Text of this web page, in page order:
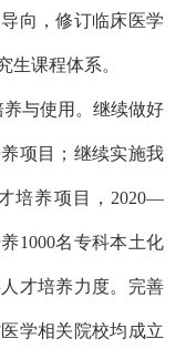
向，修订临床医学
生课程体系。
与使用。继续做好
项目；继续实施我
培养项目，2020—
1000名专科本土化
才培养力度。完善
学相关院校均成立